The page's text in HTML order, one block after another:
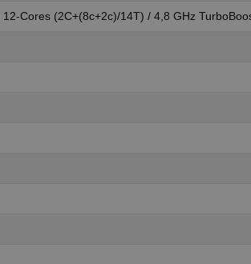
Cores (2C+(8c+2c)/14T) / 4,8 GHz